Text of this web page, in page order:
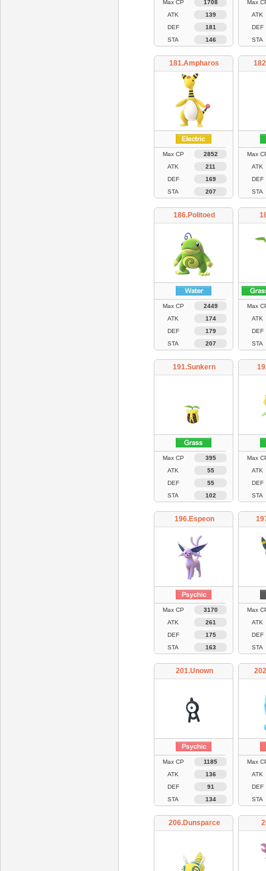
Max CP
1708
ATK
139
DEF
181
STA
146
Max
ATK
DEF
STA
181.Ampharos
Max CP
2852
ATK
211
DEF
169
STA
207
Max
ATK
DEF
STA
186.Politoed
Max CP
2449
ATK
174
DEF
179
STA
207
Max
ATK
DEF
STA
191.Sunkern
Max CP
395
ATK
55
DEF
55
STA
102
Max
ATK
DEF
STA
196.Espeon
Max CP
3170
ATK
261
DEF
175
STA
163
Max
ATK
DEF
STA
201.Unown
Max CP
1185
ATK
136
DEF
91
STA
134
Max
ATK
DEF
STA
206.Dunsparce